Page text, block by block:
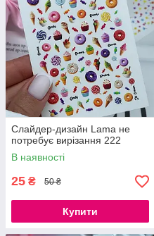
Слайдер-дизайн Lama не
потребує вирізання 222
В наявності
25 ₴ 50 ₴
Купити